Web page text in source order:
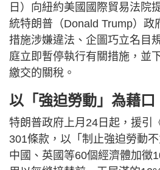
日）向紐約美國國際貿易法院
統特朗普（Donald Trump）政
措施涉嫌違法、企圖巧立名目
庭立即暫停執行有關措施，並
繳交的關稅。
以「強迫勞動」為藉口
特朗普政府上月24日起，援引
301條款，以「制止強迫勞動
中國、英國等60個經濟體加徵